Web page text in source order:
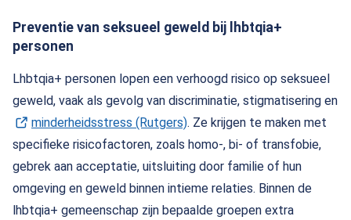
Preventie van seksueel geweld bij lhbtqia+
personen
Lhbtqia+ personen lopen een verhoogd risico op seksueel
geweld, vaak als gevolg van discriminatie, stigmatisering en
minderheidsstress (Rutgers)(Opent in een nieuw tabblad)
. Ze krijgen te maken met
specifieke risicofactoren, zoals homo-, bi- of transfobie,
gebrek aan acceptatie, uitsluiting door familie of hun
omgeving en geweld binnen intieme relaties. Binnen de
lhbtqia+ gemeenschap zijn bepaalde groepen extra